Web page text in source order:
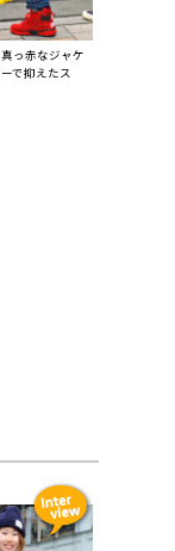
っ赤なジャケ
で抑えたス